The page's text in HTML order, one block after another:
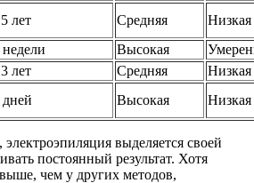
лет Средняя
Низкая
Высокая
лет Средняя
Низкая
Высокая Низкая
выделяется своей
постоянный результат. Хотя
чем у других методов,